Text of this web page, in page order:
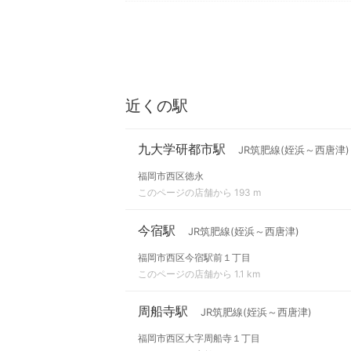
近くの駅
九大学研都市駅 JR筑肥線(姪浜～西唐津)
福岡市西区徳永
このページの店舗から 193 m
今宿駅 JR筑肥線(姪浜～西唐津)
福岡市西区今宿駅前１丁目
このページの店舗から 1.1 km
周船寺駅 JR筑肥線(姪浜～西唐津)
福岡市西区大字周船寺１丁目